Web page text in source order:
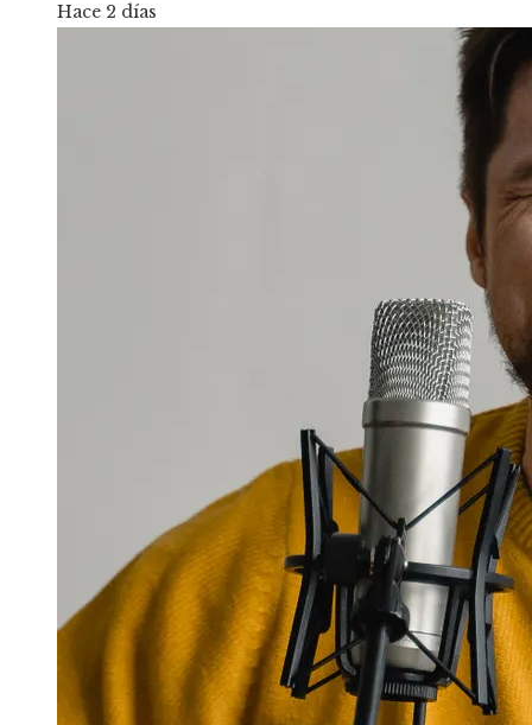
Hace 2 días